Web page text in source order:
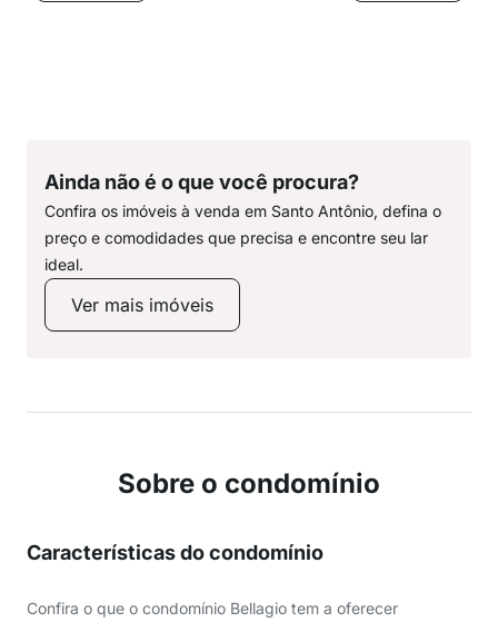
Ainda não é o que você procura?
Confira os imóveis à venda em Santo Antônio, defina o
preço e comodidades que precisa e encontre seu lar
ideal.
Ver mais imóveis
Sobre o condomínio
Características do condomínio
Confira o que o condomínio Bellagio tem a oferecer